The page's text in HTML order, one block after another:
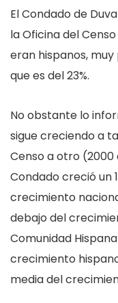
El Condado de
la Oficina del
eran hispanos,
que es del 23%.
No obstante lo
sigue creciendo a
Censo a otro
Condado creció un
crecimiento
debajo del
Comunidad
crecimiento
media del